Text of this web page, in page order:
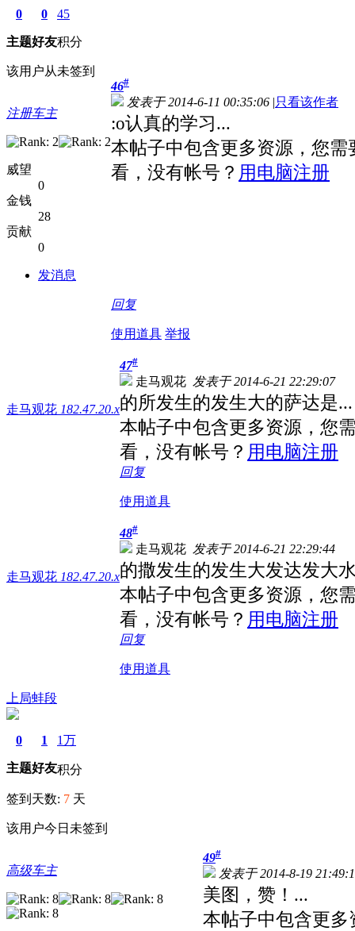
0
主题
0
好友
45
积分
该用户从未签到
注册车主
威望
0
金钱
28
贡献
0
发消息
46#
发表于 2014-6-11 00:35:06 |只看该作者
:o认真的学习...
本帖子中包含更多资源，您
看，没有帐号？ 用电脑注册
回复
使用道具 举报
走马观花 182.47.20.x
47#
走马观花 发表于 2014-6-21 22:29:07
的所发生的发生大的萨达是...
本帖子中包含更多资源，您
看，没有帐号？ 用电脑注册
回复
使用道具
走马观花 182.47.20.x
48#
走马观花 发表于 2014-6-21 22:29:44
的撒发生的发生大发达发大
本帖子中包含更多资源，您
看，没有帐号？ 用电脑注册
回复
使用道具
上局蚌段
0
主题
1
好友
1万
积分
签到天数: 7 天
该用户今日未签到
高级车主
49#
发表于 2014-8-19
美图，赞！...
本帖子中包含更